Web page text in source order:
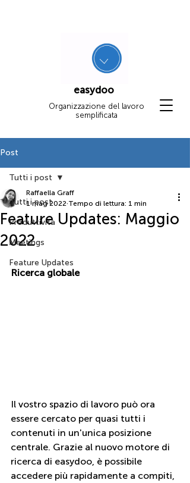
easydoo
Organizzazione del lavoro
semplificata
Post
Tutti i post
Produttività
Meetings
Feature Updates
Tutti i post
Feature Updates: Maggio
2022
Raffaella Graff
1 mag 2022 Tempo di lettura: 1 min
Ricerca globale
Il vostro spazio di lavoro può ora
essere cercato per quasi tutti i
contenuti in un'unica posizione
centrale. Grazie al nuovo motore di
ricerca di easydoo, è possibile
accedere più rapidamente a compiti,